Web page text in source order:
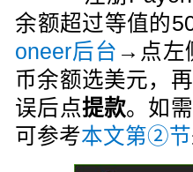
余额超过等值的
oneer后台 →点左
币余额选美元，
误后点提款。如
可参考本文第②节